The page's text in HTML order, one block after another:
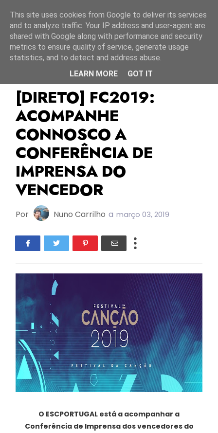
FC2019 Festival Da Canção 2019
[DIRETO] FC2019:
ACOMPANHE
CONNOSCO A
CONFERÊNCIA DE
IMPRENSA DO
VENCEDOR
Por Nuno Carrilho a março 03, 2019
O ESCPORTUGAL está a acompanhar a
Conferência de Imprensa dos vencedores do
This site uses cookies from Google to deliver its services
and to analyze traffic. Your IP address and user-agent are
shared with Google along with performance and security
metrics to ensure quality of service, generate usage
statistics, and to detect and address abuse.
LEARN MORE
GOT IT